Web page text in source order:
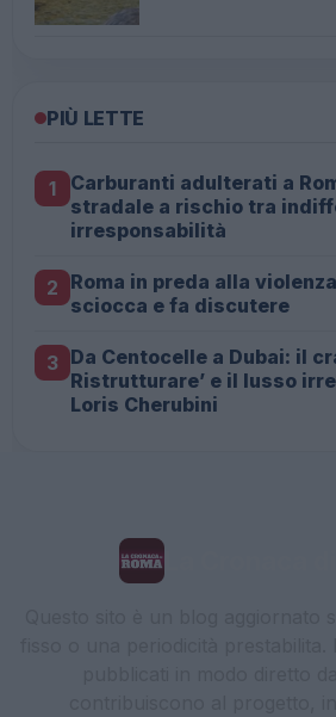
PIÙ LETTE
1
Carburanti adulterati a
stradale a rischio tra
irresponsabilità
2 Roma in preda alla
sciocca e fa discutere
3 Da Centocelle a Dubai: il
Ristrutturare’ e il lusso
Loris Cherubini